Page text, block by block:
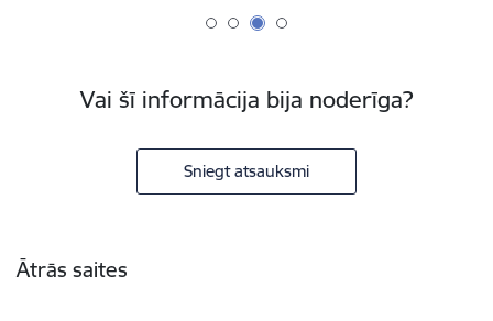
Vai šī informācija bija noderīga?
Sniegt atsauksmi
Ātrās saites